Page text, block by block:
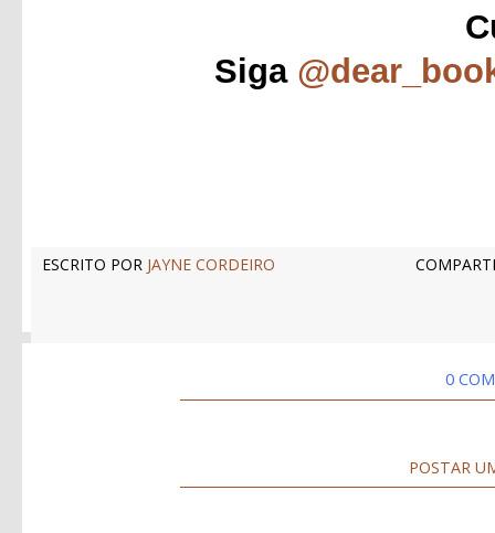
Siga
ESCRITO POR JAYNE CORDEIRO
0
POSTAR